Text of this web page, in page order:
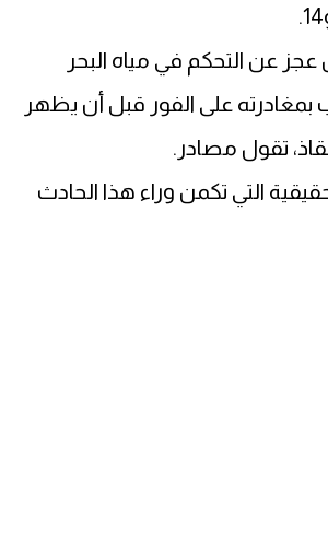
عن التحكم في مياه البحر
على الفور قبل أن يظهر
تقول مصادر.
التي تكمن وراء هذا الحادث